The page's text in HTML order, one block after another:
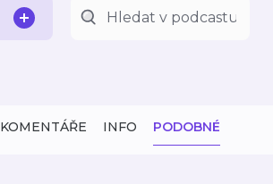
KOMENTÁŘE INFO PODOBNÉ